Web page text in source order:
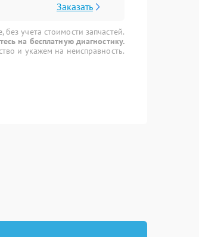
Заказать
учета стоимости запчастей.
на бесплатную диагностику.
и укажем на неисправность.